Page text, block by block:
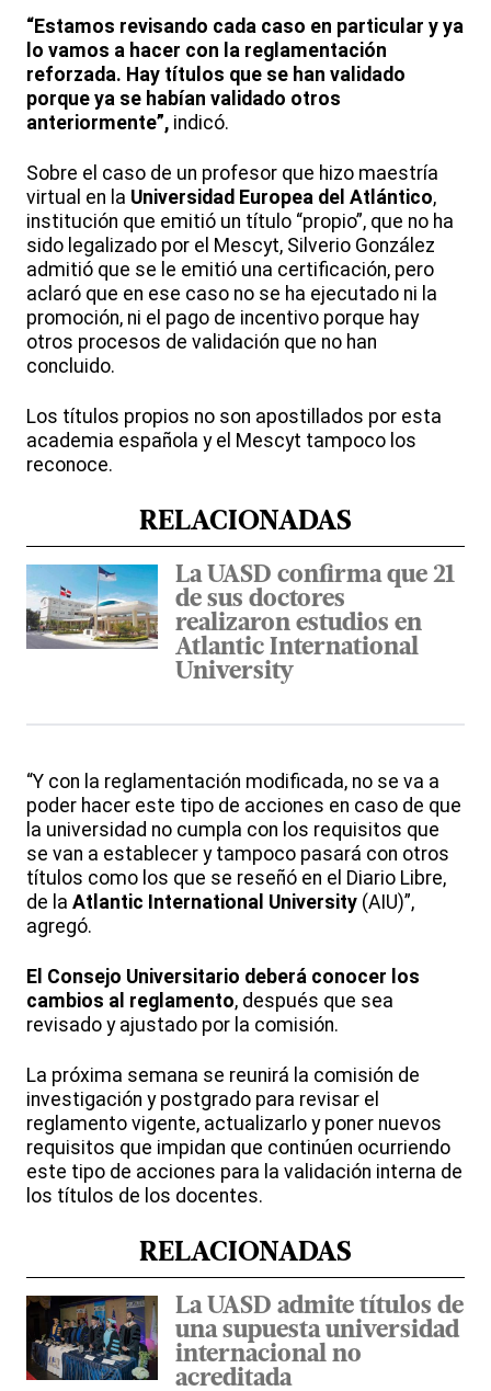
“Estamos revisando cada caso en particular y ya
lo vamos a hacer con la reglamentación
reforzada. Hay títulos que se han validado
porque ya se habían validado otros
anteriormente”, indicó.
Sobre el caso de un profesor que hizo maestría
virtual en la Universidad Europea del Atlántico,
institución que emitió un título “propio”, que no ha
sido legalizado por el Mescyt, Silverio González
admitió que se le emitió una certificación, pero
aclaró que en ese caso no se ha ejecutado ni la
promoción, ni el pago de incentivo porque hay
otros procesos de validación que no han
concluido.
Los títulos propios no son apostillados por esta
academia española y el Mescyt tampoco los
reconoce.
RELACIONADAS
La UASD confirma que 21
de sus doctores
realizaron estudios en
Atlantic International
University
“Y con la reglamentación modificada, no se va a
poder hacer este tipo de acciones en caso de que
la universidad no cumpla con los requisitos que
se van a establecer y tampoco pasará con otros
títulos como los que se reseñó en el Diario Libre,
de la Atlantic International University (AIU)”,
agregó.
El Consejo Universitario deberá conocer los
cambios al reglamento, después que sea
revisado y ajustado por la comisión.
La próxima semana se reunirá la comisión de
investigación y postgrado para revisar el
reglamento vigente, actualizarlo y poner nuevos
requisitos que impidan que continúen ocurriendo
este tipo de acciones para la validación interna de
los títulos de los docentes.
RELACIONADAS
La UASD admite títulos de
una supuesta universidad
internacional no
acreditada